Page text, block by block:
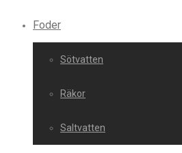
Foder
Sötvatten
Räkor
Saltvatten